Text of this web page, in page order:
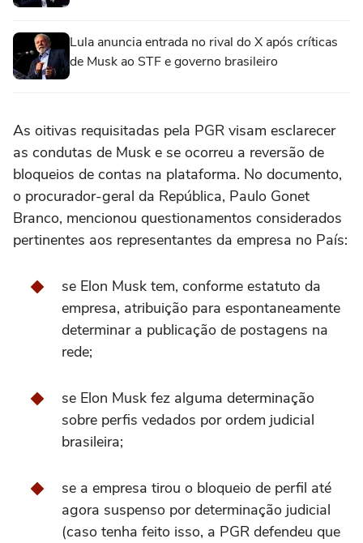
Lula anuncia entrada no rival do X após críticas
de Musk ao STF e governo brasileiro
As oitivas requisitadas pela PGR visam esclarecer
as condutas de Musk e se ocorreu a reversão de
bloqueios de contas na plataforma. No documento,
o procurador-geral da República, Paulo Gonet
Branco, mencionou questionamentos considerados
pertinentes aos representantes da empresa no País:
se Elon Musk tem, conforme estatuto da
empresa, atribuição para espontaneamente
determinar a publicação de postagens na
rede;
se Elon Musk fez alguma determinação
sobre perfis vedados por ordem judicial
brasileira;
se a empresa tirou o bloqueio de perfil até
agora suspenso por determinação judicial
(caso tenha feito isso, a PGR defendeu que